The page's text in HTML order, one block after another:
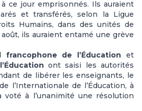
ce jour emprisonnés. Ils auraient
et transférés, selon la Ligue
Humains, dans des unités de
ils auraient entamé une grève
francophone de l’Éducation et
ont saisi les autorités
de libérer les enseignants, le
l’Internationale de l’Éducation, à
voté à l’unanimité une résolution